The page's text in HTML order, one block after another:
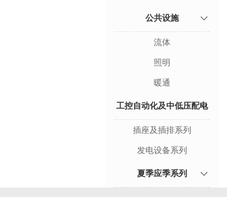
公共设施
流体
照明
暖通
工控自动化及中低压配电
插座及插排系列
发电设备系列
夏季应季系列